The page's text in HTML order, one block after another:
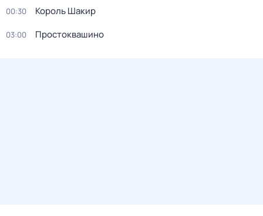
00:30 Король Шакир
03:00 Простоквашино